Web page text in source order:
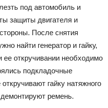
под автомобиль и
защиты двигателя и
После снятия
найти генератор и гайку,
откручивании необходимо
подкладочные
гайку натяжного
ремень.